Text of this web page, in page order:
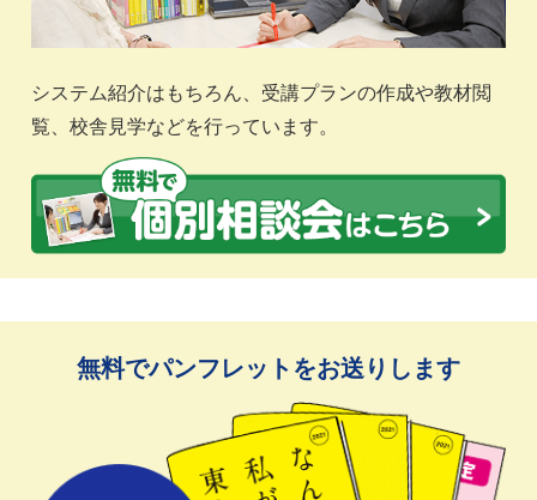
システム紹介はもちろん、受講プランの作成や教材閲
覧、校舎見学などを行っています。
無料でパンフレットをお送りします